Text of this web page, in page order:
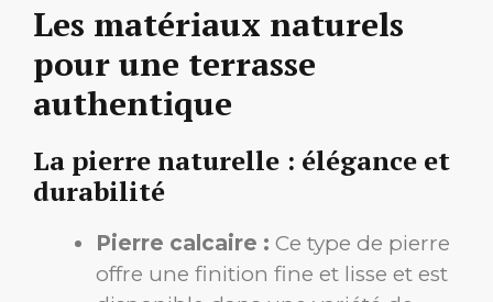
Les matériaux naturels
pour une terrasse
authentique
La pierre naturelle : élégance et
durabilité
Pierre calcaire : Ce type de pierre
offre une finition fine et lisse et est